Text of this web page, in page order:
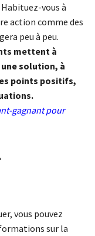
vous à
action comme des
peu à peu.
mettent à
solution, à
points positifs,
gagnant pour
vous pouvez
sur la